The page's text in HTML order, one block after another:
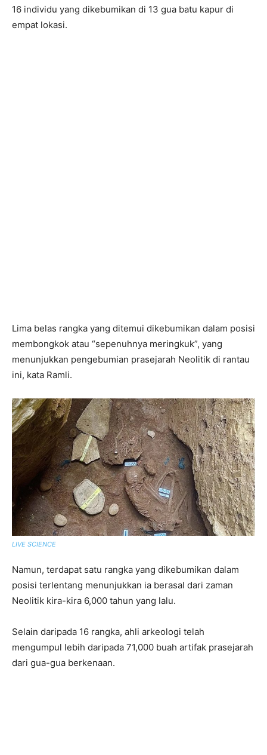
16 individu yang dikebumikan di 13 gua batu kapur di
empat lokasi.
Lima belas rangka yang ditemui dikebumikan dalam posisi
membongkok atau “sepenuhnya meringkuk”, yang
menunjukkan pengebumian prasejarah Neolitik di rantau
ini, kata Ramli.
LIVE SCIENCE
Namun, terdapat satu rangka yang dikebumikan dalam
posisi terlentang menunjukkan ia berasal dari zaman
Neolitik kira-kira 6,000 tahun yang lalu.
Selain daripada 16 rangka, ahli arkeologi telah
mengumpul lebih daripada 71,000 buah artifak prasejarah
dari gua-gua berkenaan.